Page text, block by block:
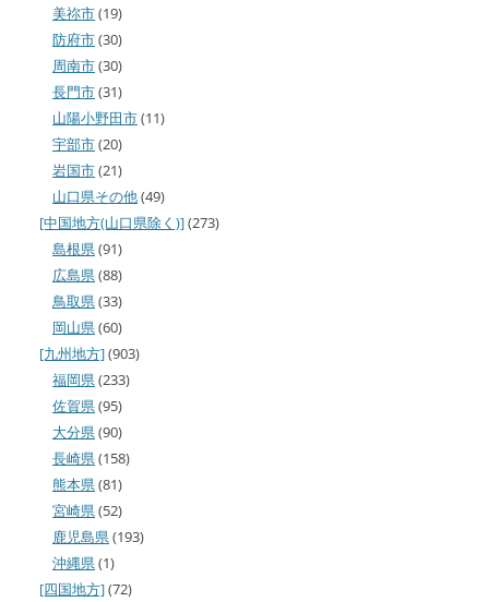
美祢市(19)
防府市(30)
周南市(30)
長門市(31)
山陽小野田市(11)
宇部市(20)
岩国市(21)
山口県その他(49)
[中国地方(山口県除く)](273)
島根県(91)
広島県(88)
鳥取県(33)
岡山県(60)
[九州地方](903)
福岡県(233)
佐賀県(95)
大分県(90)
長崎県(158)
熊本県(81)
宮崎県(52)
鹿児島県(193)
沖縄県(1)
[四国地方](72)